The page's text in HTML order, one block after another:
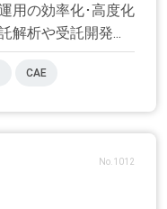
用の効率化･高度化
解析や受託開発...
CAE
No.1012